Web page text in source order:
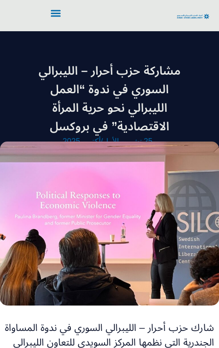
مشاركة حزب أحرار – الليبرالي
السوري في ندوة “العمل
الليبرالي نحو حرية المرأة
الاقتصادية” في بروكسل
25 تشرين الأول/أكتوبر 2025
شارك حزب أحرار – الليبرالي السوري في ندوة المساواة
الجندرية التي نظمها المركز السويدي للتعاون الليبرالي